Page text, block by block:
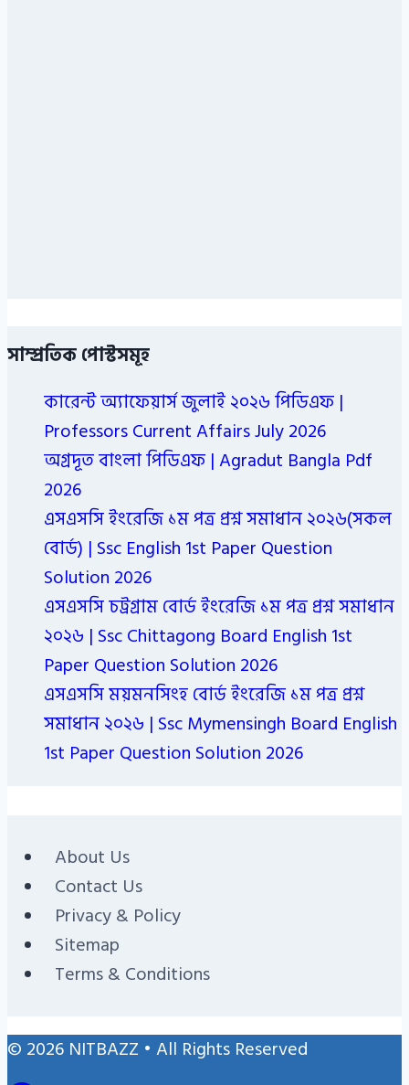
সাম্প্রতিক পোস্টসমূহ
কারেন্ট অ্যাফেয়ার্স জুলাই ২০২৬ পিডিএফ |
Professors Current Affairs July 2026
অগ্রদূত বাংলা পিডিএফ | Agradut Bangla Pdf
2026
এসএসসি ইংরেজি ১ম পত্র প্রশ্ন সমাধান ২০২৬(সকল
বোর্ড) | Ssc English 1st Paper Question
Solution 2026
এসএসসি চট্রগ্রাম বোর্ড ইংরেজি ১ম পত্র প্রশ্ন সমাধান
২০২৬ | Ssc Chittagong Board English 1st
Paper Question Solution 2026
এসএসসি ময়মনসিংহ বোর্ড ইংরেজি ১ম পত্র প্রশ্ন
সমাধান ২০২৬ | Ssc Mymensingh Board English
1st Paper Question Solution 2026
About Us
Contact Us
Privacy & Policy
Sitemap
Terms & Conditions
© 2026 NITBAZZ • All Rights Reserved